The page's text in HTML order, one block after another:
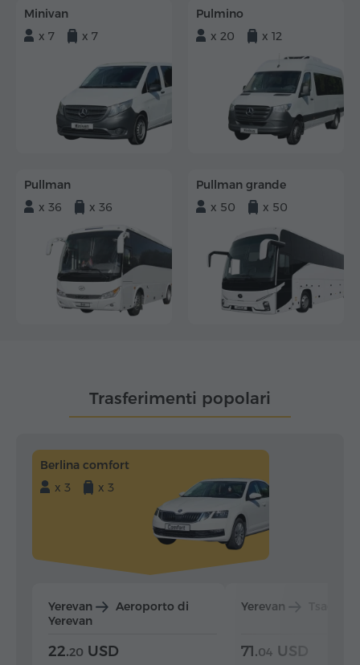
Minivan
x 7
x 7
Pulmino
x 20
x 12
Pullman
x 36
x 36
Pullman grande
x 50
x 50
Trasferimenti popolari
Berlina comfort
x 3
x 3
Yerevan
Aeroporto di
Yerevan
22.20 USD
Yerevan
71.04 USD